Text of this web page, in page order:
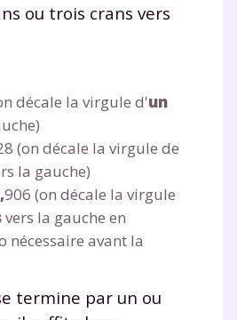
ou trois crans vers
décale la virgule d'un
(on décale la virgule de
la gauche)
,906 (on décale la virgule
vers la gauche en
nécessaire avant la
termine par un ou